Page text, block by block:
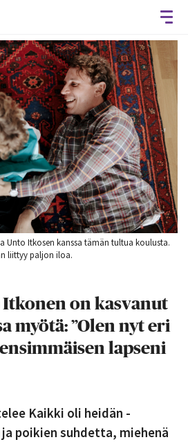
Unto Itkosen kanssa tämän tultua koulusta.
liittyy paljon iloa.
on kasvanut
myötä: ”Olen nyt eri
lapseni
Kaikki oli heidän -
poikien suhdetta, miehenä